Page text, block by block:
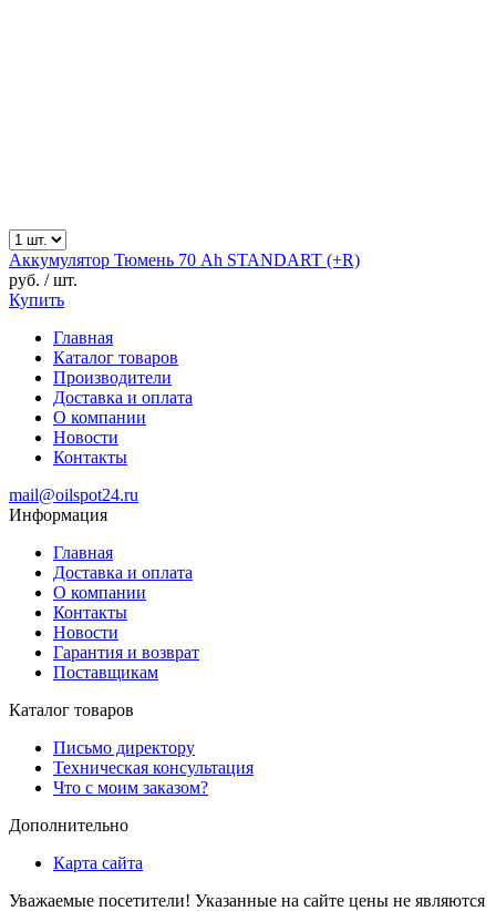
Аккумулятор Тюмень 70 Ah STANDART (+R)
руб. / шт.
Купить
Главная
Каталог товаров
Производители
Доставка и оплата
О компании
Новости
Контакты
mail@oilspot24.ru
Информация
Главная
Доставка и оплата
О компании
Контакты
Новости
Гарантия и возврат
Поставщикам
Каталог товаров
Письмо директору
Техническая консультация
Что с моим заказом?
Дополнительно
Карта сайта
Уважаемые посетители! Указанные на сайте цены не являются